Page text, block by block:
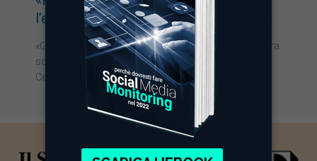
l’entusiasmo e la sua energia positiva»
«Gasperini aveva voluto fortemente entrare nella nostra
società, benché non sia più una startup», ricorda il
Ceo…